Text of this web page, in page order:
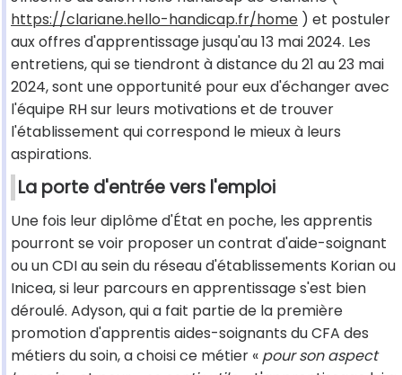
https://clariane.hello-handicap.fr/home ) et postuler
aux offres d'apprentissage jusqu'au 13 mai 2024. Les
entretiens, qui se tiendront à distance du 21 au 23 mai
2024, sont une opportunité pour eux d'échanger avec
l'équipe RH sur leurs motivations et de trouver
l'établissement qui correspond le mieux à leurs
aspirations.
La porte d'entrée vers l'emploi
Une fois leur diplôme d'État en poche, les apprentis
pourront se voir proposer un contrat d'aide-soignant
ou un CDI au sein du réseau d'établissements Korian ou
Inicea, si leur parcours en apprentissage s'est bien
déroulé. Adyson, qui a fait partie de la première
promotion d'apprentis aides-soignants du CFA des
métiers du soin, a choisi ce métier « pour son aspect